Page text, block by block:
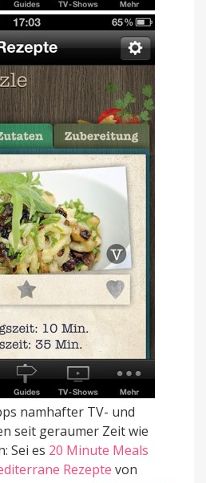
namhafter TV- und
seit geraumer Zeit wie
Sei es 20 Minute Meals
Rezepte von